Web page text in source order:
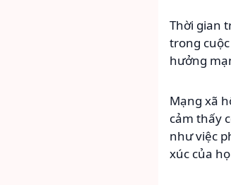
Thời gian
trong
hưởng
Mạng xã
cảm thấy
như việc
xúc của